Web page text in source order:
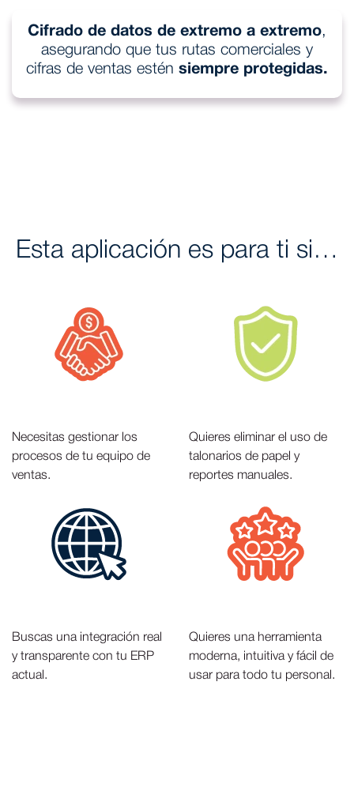
Cifrado de datos de extremo a extremo,
asegurando que tus rutas comerciales y
cifras de ventas estén siempre protegidas.
Esta aplicación es para ti si…
Necesitas gestionar los
procesos de tu equipo de
ventas.
⁠Quieres eliminar el uso de
talonarios de papel y
reportes manuales.
Buscas una integración real
y transparente con tu ERP
actual.
⁠⁠Quieres una herramienta
moderna, intuitiva y fácil de
usar para todo tu personal.